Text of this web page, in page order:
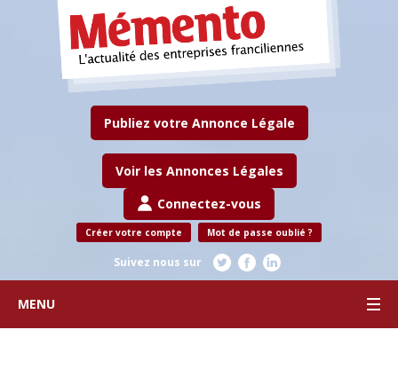
Publiez votre Annonce Légale
Voir les Annonces Légales
Connectez-vous
Créer votre compte Mot de passe oublié ?
Suivez nous sur
MENU